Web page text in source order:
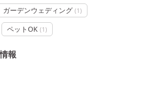
ガーデンウェディング (1)
ペットOK (1)
報